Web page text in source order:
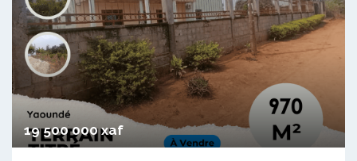
19 500 000 xaf